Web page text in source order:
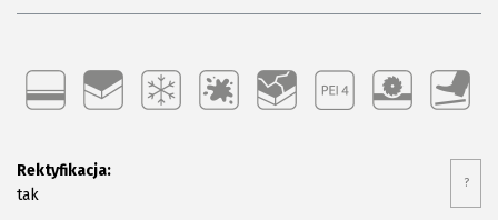
Rektyfikacja:
tak
?